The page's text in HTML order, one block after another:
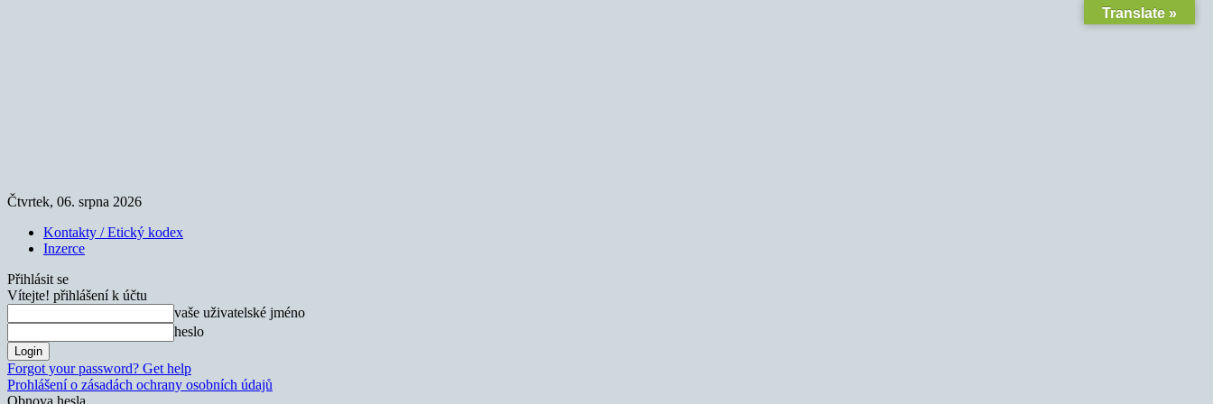
Čtvrtek, 06. srpna 2026
Kontakty / Etický kodex
Inzerce
Přihlásit se
Vítejte! přihlášení k účtu
vaše uživatelské jméno
heslo
Forgot your password? Get help
Prohlášení o zásadách ochrany osobních údajů
Obnova hesla
Translate »